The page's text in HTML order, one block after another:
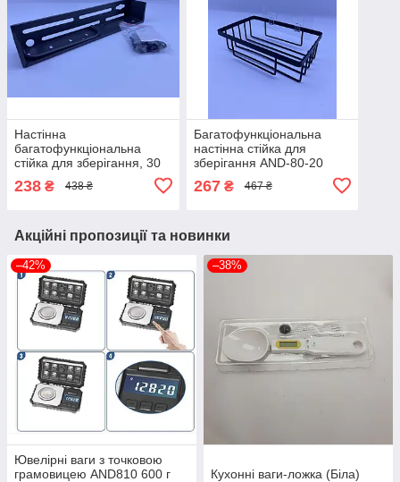
Настінна
багатофункціональна
стійка для зберігання, 30
(1207)
238 ₴ 438 ₴
Багатофункціональна
настінна стійка для
зберігання AND-80-20
267₴ 467 ₴
Акційні пропозиції та новинки
–42%
Ювелірні ваги з точковою
грамовицею AND810 600 г
–38%
Кухонні ваги-ложка (Біла)